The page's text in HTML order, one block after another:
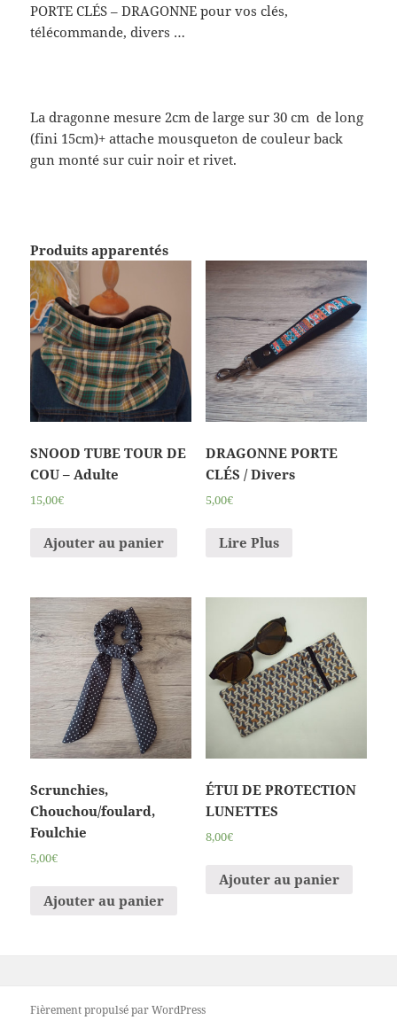
PORTE CLÉS – DRAGONNE pour vos clés,
télécommande, divers …
La dragonne mesure 2cm de large sur 30 cm de long
(fini 15cm)+ attache mousqueton de couleur back
gun monté sur cuir noir et rivet.
Produits apparentés
SNOOD TUBE TOUR DE
COU – Adulte
15,00€
Ajouter au panier
DRAGONNE PORTE
CLÉS / Divers
5,00€
Lire Plus
Scrunchies,
Chouchou/foulard,
Foulchie
5,00€
Ajouter au panier
ÉTUI DE PROTECTION
LUNETTES
8,00€
Ajouter au panier
Fièrement propulsé par WordPress